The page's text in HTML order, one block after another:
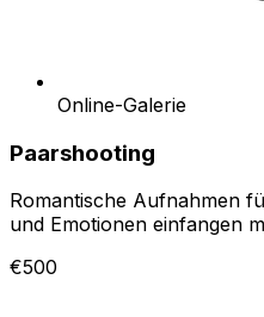
Online-Galerie
Paarshooting
Romantische Aufnahmen
und Emotionen einfangen
€500